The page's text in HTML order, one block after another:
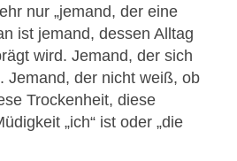
nur „jemand, der eine
ist jemand, dessen Alltag
wird. Jemand, der sich
Jemand, der nicht weiß, ob
Trockenheit, diese
„ich“ ist oder „die